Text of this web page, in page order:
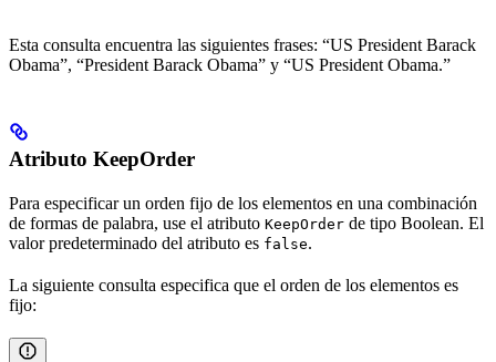
Esta consulta encuentra las siguientes frases: “US President Barack
Obama”, “President Barack Obama” y “US President Obama.”
Atributo KeepOrder
Para especificar un orden fijo de los elementos en una combinación
de formas de palabra, use el atributo KeepOrder de tipo Boolean. El
valor predeterminado del atributo es false.
La siguiente consulta especifica que el orden de los elementos es
fijo: